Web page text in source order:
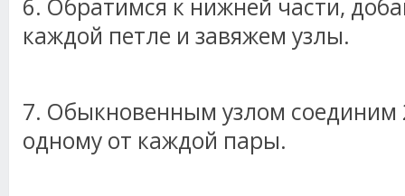
6. Обратимся к нижней части,
каждой петле и завяжем узлы.
7. Обыкновенным узлом соединим
одному от каждой пары.